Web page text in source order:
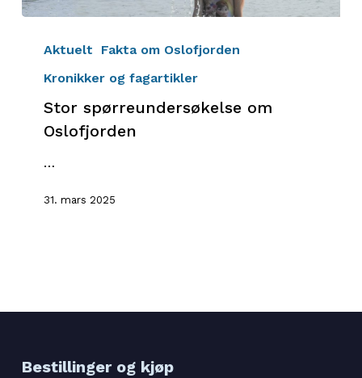
spørreundersøkelse
Oslofjorden
Aktuelt
Fakta om Oslofjorden
Kronikker og fagartikler
Stor spørreundersøkelse om
Oslofjorden
…
31. mars 2025
Bestillinger og kjøp